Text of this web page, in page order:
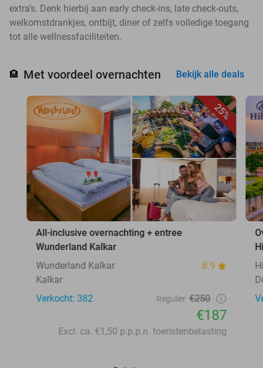
extra’s. Denk hierbij aan early check-ins, late check-outs,
welkomstdrankjes, ontbijt, diner of zelfs volledige toegang
tot alle wellnessfaciliteiten.
🏨 Met voordeel overnachten Bekijk alle deals
25%
All-inclusive overnachting + entree
Wunderland Kalkar
Wunderland Kalkar
8.9
Kalkar
Verkocht: 382
Regulier €250
€187
Excl. ca. €1,50 p.p.p.n. toeristenbelasting